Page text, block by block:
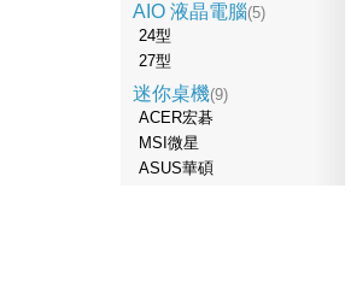
AIO 液晶電腦(5)
24型
27型
迷你桌機(9)
ACER宏碁
MSI微星
ASUS華碩